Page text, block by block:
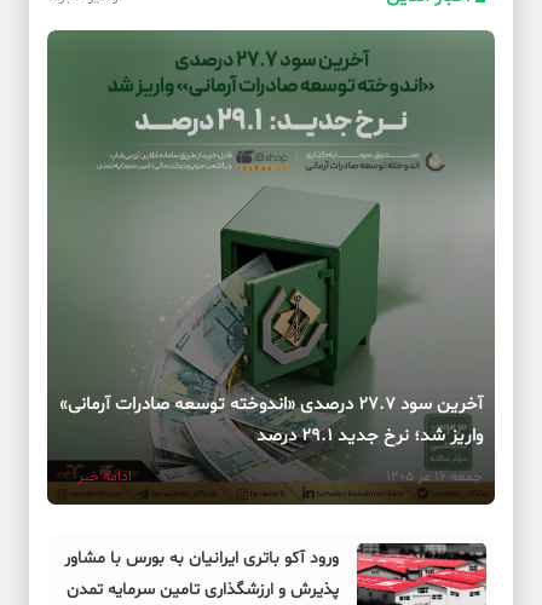
آخرین سود ۲۷.۷ درصدی «اندوخته توسعه صادرات آرمانی»
واریز شد؛ نرخ جدید ۲۹.۱ درصد
جمعه 16 مر 1405 ادامه خبر
ورود آکو باتری ایرانیان به بورس با مشاور
پذیرش و ارزشگذاری تامین سرمایه تمدن